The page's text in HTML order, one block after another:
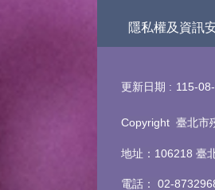
隱私權及資訊
更新日期 115-
Copyright 臺北市
地址：106218 臺
電話 ： 02-